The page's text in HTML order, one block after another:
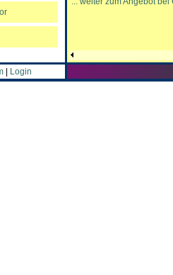
Login